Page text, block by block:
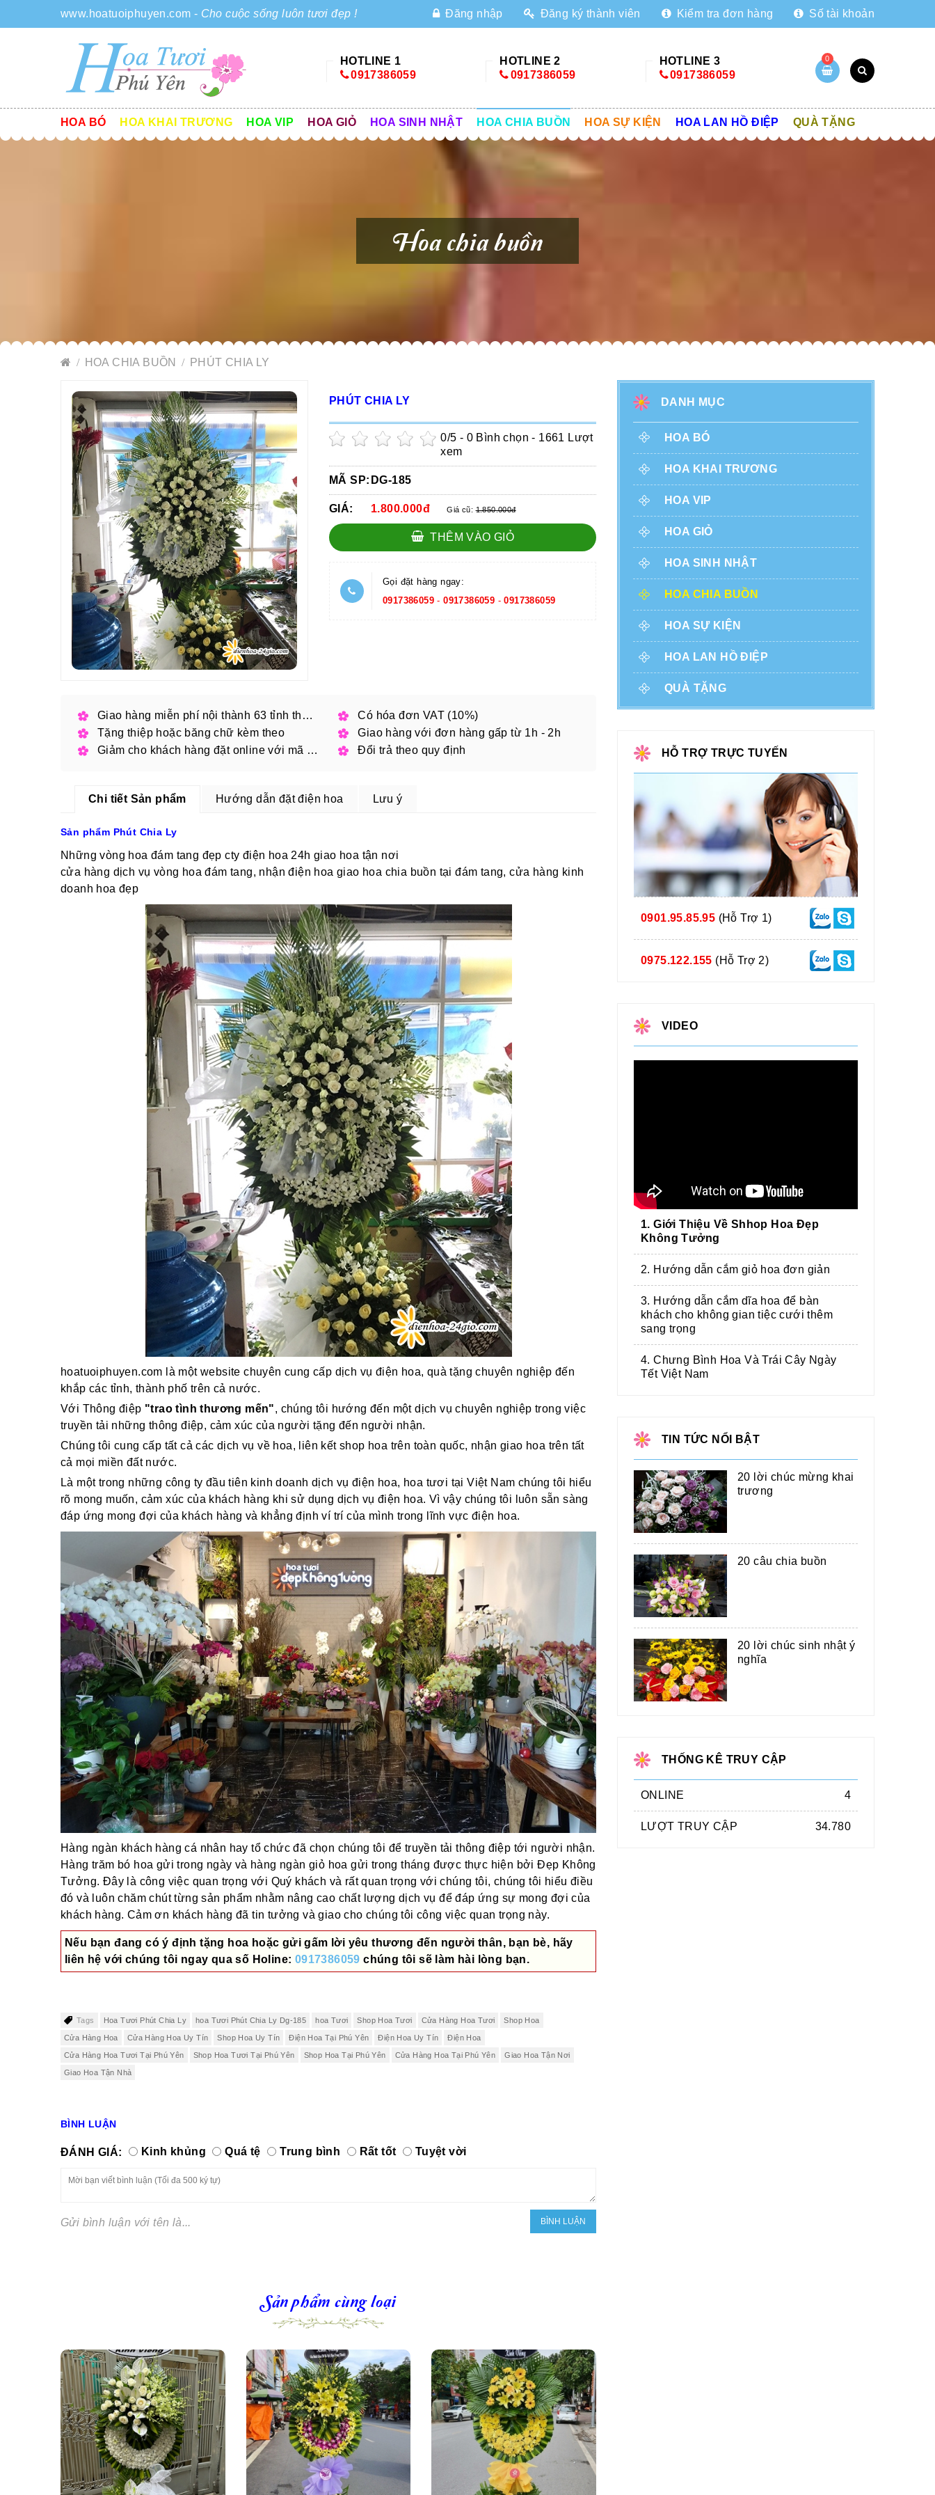
www.hoatuoiphuyen.com - Cho cuộc sống luôn tươi đẹp ! Đăng nhập Đăng ký thành viên Kiểm tra đơn hàng Số tài khoản
HOTLINE 1
0917386059
HOTLINE 2
0917386059
HOTLINE 3
0917386059
0
HOA BÓ HOA KHAI TRƯƠNG HOA VIP HOA GIỎ HOA SINH NHẬT HOA CHIA BUỒN HOA SỰ KIỆN HOA LAN HỒ ĐIỆP QUÀ TẶNG
Hoa chia buồn
HOA CHIA BUỒN PHÚT CHIA LY
PHÚT CHIA LY
0/5 - 0 Bình chọn - 1661 Lượt
xem
MÃ SP: DG-185
GIÁ: 1.800.000đ Giá cũ:1.850.000đ
THÊM VÀO GIỎ
Gọi đặt hàng ngay:
0917386059 -0917386059 -0917386059
Giao hàng miễn phí nội thành 63 tỉnh thành phố
Có hóa đơn VAT (10%)
Tặng thiệp hoặc băng chữ kèm theo
Giao hàng với đơn hàng gấp từ 1h - 2h
Giảm cho khách hàng đặt online với mã giảm giá
Đổi trả theo quy định
Chi tiết Sản phẩm Hướng dẫn đặt điện hoa Lưu ý
Sản phẩm Phút Chia Ly
Những vòng hoa đám tang đẹp cty điện hoa 24h giao hoa tận nơi
cửa hàng dịch vụ vòng hoa đám tang, nhận điện hoa giao hoa chia buồn tại đám tang, cửa hàng kinh
doanh hoa đẹp
hoatuoiphuyen.com là một website chuyên cung cấp dịch vụ điện hoa, quà tặng chuyên nghiệp đến
khắp các tỉnh, thành phố trên cả nước.
Với Thông điệp "trao tình thương mến", chúng tôi hướng đến một dịch vụ chuyên nghiệp trong việc
truyền tải những thông điệp, cảm xúc của người tặng đến người nhận.
Chúng tôi cung cấp tất cả các dịch vụ về hoa, liên kết shop hoa trên toàn quốc, nhận giao hoa trên tất
cả mọi miền đất nước.
Là một trong những công ty đầu tiên kinh doanh dịch vụ điện hoa, hoa tươi tại Việt Nam chúng tôi hiểu
rõ mong muốn, cảm xúc của khách hàng khi sử dụng dịch vụ điện hoa. Vì vậy chúng tôi luôn sẵn sàng
đáp ứng mong đợi của khách hàng và khẳng định ví trí của mình trong lĩnh vực điện hoa.
Hàng ngàn khách hàng cá nhân hay tổ chức đã chọn chúng tôi để truyền tải thông điệp tới người nhận.
Hàng trăm bó hoa gửi trong ngày và hàng ngàn giỏ hoa gửi trong tháng được thực hiện bởi Đẹp Không
Tưởng. Đây là công việc quan trọng với Quý khách và rất quan trọng với chúng tôi, chúng tôi hiểu điều
đó và luôn chăm chút từng sản phẩm nhằm nâng cao chất lượng dịch vụ để đáp ứng sự mong đợi của
khách hàng. Cảm ơn khách hàng đã tin tưởng và giao cho chúng tôi công việc quan trọng này.
Nếu bạn đang có ý định tặng hoa hoặc gửi gấm lời yêu thương đến người thân, bạn bè, hãy
liên hệ với chúng tôi ngay qua số Holine: 0917386059 chúng tôi sẽ làm hài lòng bạn.
Tags Hoa Tươi Phút Chia Ly hoa Tươi Phút Chia Ly Dg-185 hoa Tươi Shop Hoa Tươi Cửa Hàng Hoa Tươi Shop Hoa
Cửa Hàng Hoa Cửa Hàng Hoa Uy Tín Shop Hoa Uy Tín Điện Hoa Tại Phú Yên Điện Hoa Uy Tín Điện Hoa
Cửa Hàng Hoa Tươi Tại Phú Yên Shop Hoa Tươi Tại Phú Yên Shop Hoa Tại Phú Yên Cửa Hàng Hoa Tại Phú Yên Giao Hoa Tận Nơi
Giao Hoa Tận Nhà
BÌNH LUẬN
ĐÁNH GIÁ: Kinh khủng Quá tệ Trung bình Rất tốt Tuyệt vời
Gửi bình luận với tên là...
Sản phẩm cùng loại
DANH MỤC
HOA BÓ
HOA KHAI TRƯƠNG
HOA VIP
HOA GIỎ
HOA SINH NHẬT
HOA CHIA BUỒN
HOA SỰ KIỆN
HOA LAN HỒ ĐIỆP
QUÀ TẶNG
HỖ TRỢ TRỰC TUYẾN
0901.95.85.95 (Hỗ Trợ 1)
0975.122.155 (Hỗ Trợ 2)
VIDEO
1. Giới Thiệu Về Shhop Hoa Đẹp
Không Tưởng
2. Hướng dẫn cắm giỏ hoa đơn giản
3. Hướng dẫn cắm dĩa hoa để bàn
khách cho không gian tiệc cưới thêm
sang trọng
4. Chưng Bình Hoa Và Trái Cây Ngày
Tết Việt Nam
TIN TỨC NỔI BẬT
20 lời chúc mừng khai
trương
20 câu chia buồn
20 lời chúc sinh nhật ý
nghĩa
THỐNG KÊ TRUY CẬP
ONLINE 4
LƯỢT TRUY CẬP 34.780